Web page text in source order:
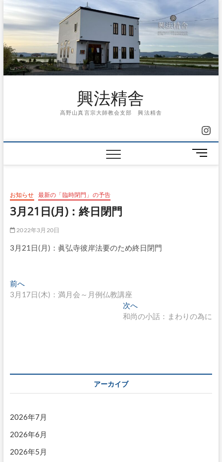
content
興法精舎
高野山真言宗大師教会支部 興法精舎
メ
ニ
お知らせ 最新の「臨時閉門」の予告
3月21日(月)：終日閉門
2022年3月20日
3月21日(月)：眞弘寺彼岸法要のため終日閉門
投
稿
シ
ョ
ン
前へ過
去
3月17日(木)：満月会～月例仏教講座
次へ
の
和尚の小話：まわりの為に
アーカイブ
2026年7月
2026年6月
2026年5月